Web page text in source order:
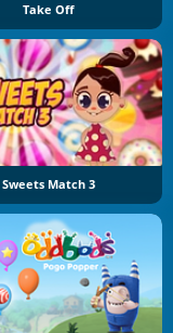
Take Off
Sweets Match 3